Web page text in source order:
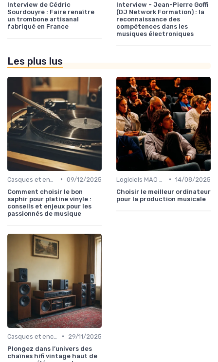
Interview de Cédric
Sourdouyre : Faire renaître
un trombone artisanal
fabriqué en France
Interview - Jean-Pierre Goffi
(DJ Network Formation) : la
reconnaissance des
compétences dans les
musiques électroniques
Les plus lus
• 09/12/2025
Comment choisir le bon
saphir pour platine vinyle :
conseils et enjeux pour les
passionnés de musique
• 14/08/2025
Choisir le meilleur ordinateur
pour la production musicale
•
29/11/2025
Plongez dans l’univers des
chaînes hifi vintage haut de